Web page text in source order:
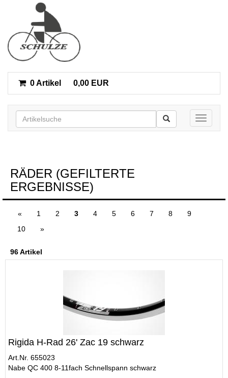
0 Artikel 0,00 EUR
Toggle
RÄDER (GEFILTERTE
ERGEBNISSE)
« 1 2 3 4 5 6 7 8
9
10
»
96 Artikel
Rigida H-Rad 26' Zac 19 schwarz
Art.Nr. 655023
Nabe QC 400 8-11fach Schnellspann schwarz